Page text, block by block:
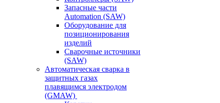
Запасные части
Automation (SAW)
Оборудование для
позиционирования
изделий
Сварочные источники
(SAW)
Автоматическая сварка в
защитных газах
плавящимся электродом
(GMAW)